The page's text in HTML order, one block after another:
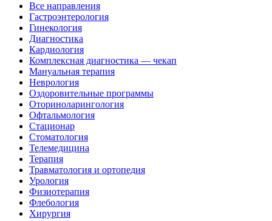
Все направления
Гастроэнтерология
Гинекология
Диагностика
Кардиология
Комплексная диагностика — чекап
Мануальная терапия
Неврология
Оздоровительные программы
Оториноларингология
Офтальмология
Стационар
Стоматология
Телемедицина
Терапия
Травматология и ортопедия
Урология
Физиотерапия
Флебология
Хирургия